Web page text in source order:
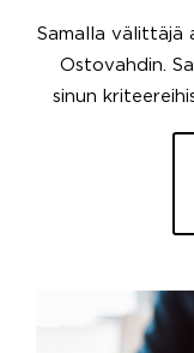
Samalla välittäjä
Ostovahdin.
sinun